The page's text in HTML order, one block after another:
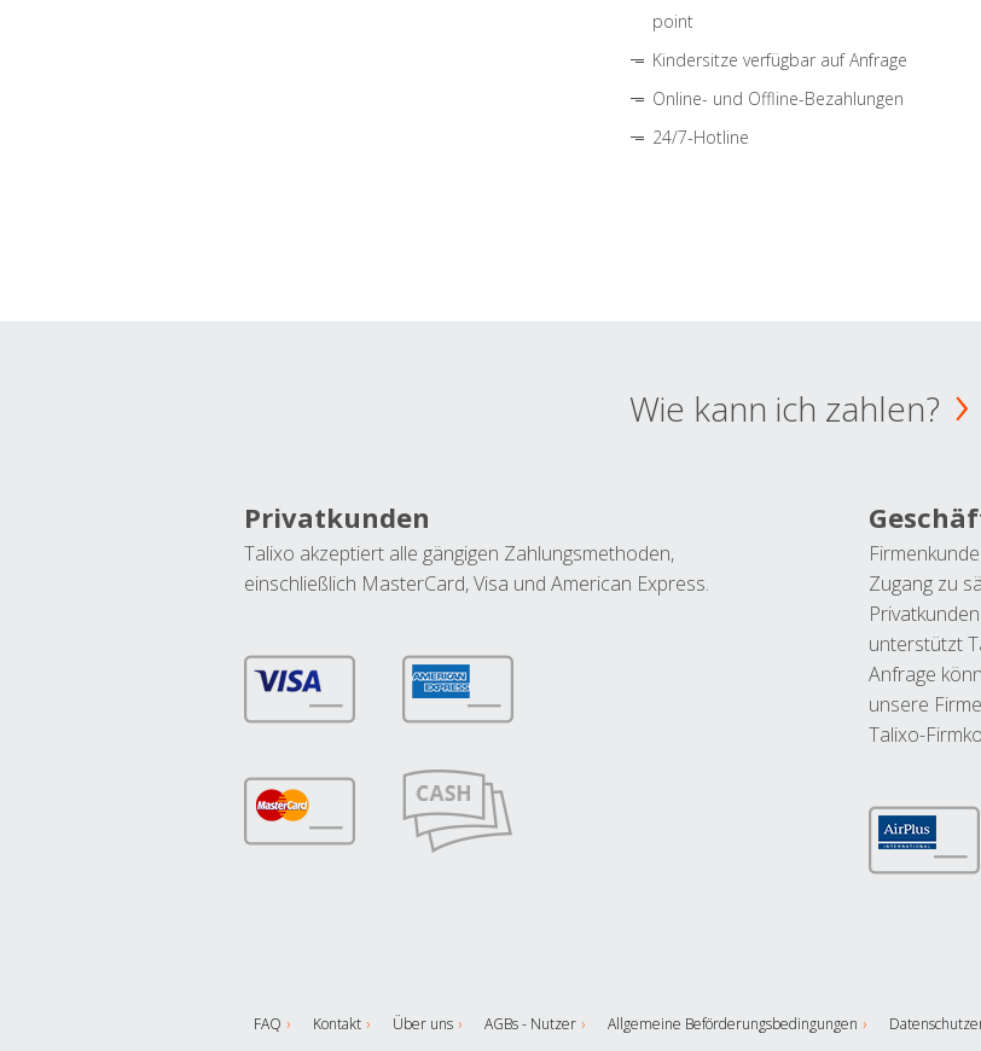
point
Kindersitze verfügbar auf Anfrage
Online- und Offline-Bezahlungen
24/7-Hotline
Wie kann ich zahlen?
Privatkunden
Talixo akzeptiert alle gängigen Zahlungsmethoden,
einschließlich MasterCard, Visa und American Express.
Zugang zu
unterstützt
Anfrage
unsere
Talixo-
FAQ Kontakt Über uns AGBs - Nutzer Allgemeine Beförderungsbedingungen